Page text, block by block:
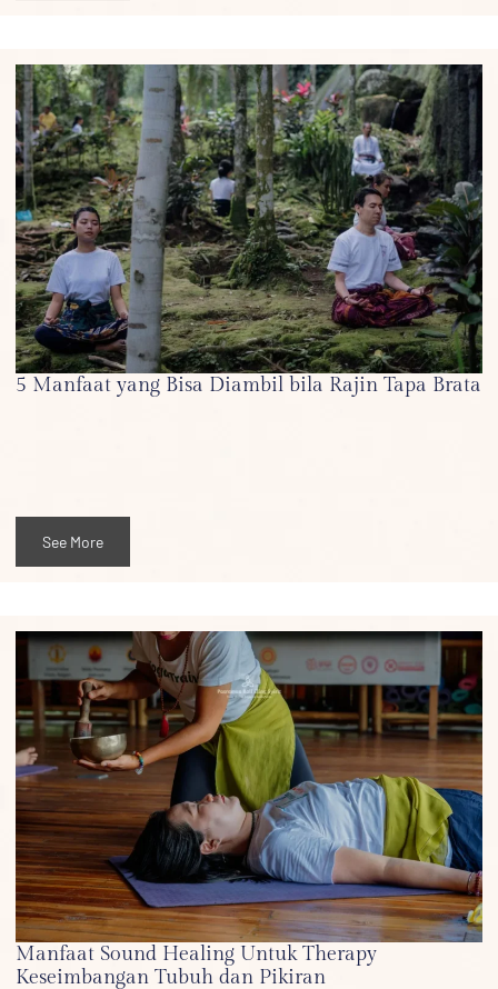
5 Manfaat yang Bisa Diambil bila Rajin Tapa Brata
See More
Manfaat Sound Healing Untuk Therapy
Keseimbangan Tubuh dan Pikiran